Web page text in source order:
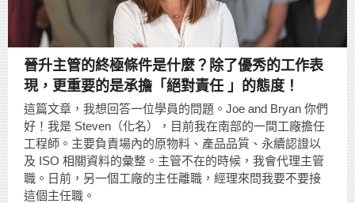
晉升主管的終極條件是什麼？除了優秀的工作表
現，更重要的是承擔「絕對責任 」的態度！
這篇文章，我想回答一位學員的問題。Joe and Bryan 你們
好！我是 Steven（化名），目前我在南部的一間工廠擔任
工程師。主要負責場內的原物料、產品品質、永續認證以
及 ISO 相關資料的彙整。主管不在的時候，我會代理主管
職。日前，另一個工廠的主任離職，經理來問我要不要接
這個主任職。